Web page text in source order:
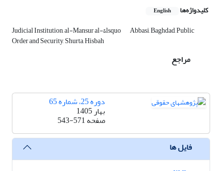
کلیدواژه‌ها English
Judicial Institution, al-Mansur al-&‌‌‌lsquo Abbasi, Baghdad, Public
Order and Security, Shurta, Hisbah
مراجع
دوره 25، شماره 65
بهار 1405
صفحه543-571
فایل ها